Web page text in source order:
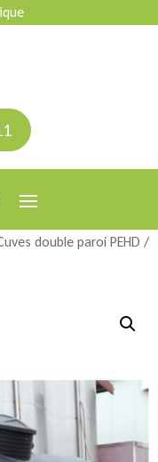
double paroi PEHD /